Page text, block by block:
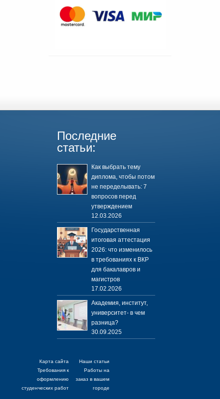
Последние
статьи:
Как выбрать тему
диплома, чтобы потом
не переделывать: 7
вопросов перед
утверждением
12.03.2026
Государственная
итоговая аттестация
2026: что изменилось
в требованиях к ВКР
для бакалавров и
магистров
17.02.2026
Академия, институт,
университет- в чем
разница?
30.09.2025
Карта сайта
Требования к
оформлению
студенческих работ
Наши статьи
Работы на
заказ в вашем
городе